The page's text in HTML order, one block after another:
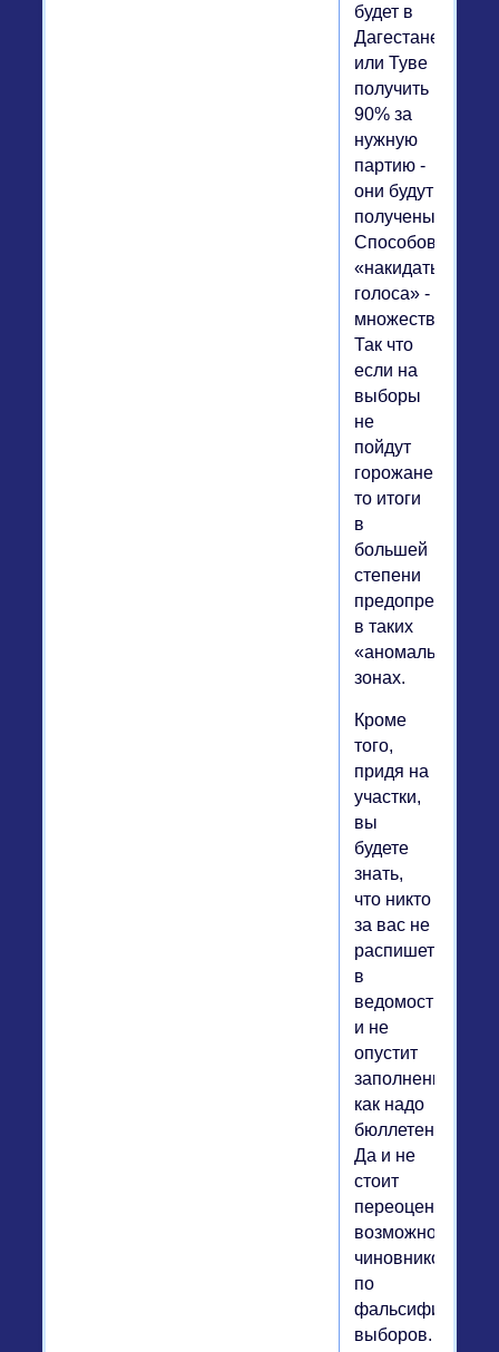
будет в
Дагестане
или Туве
получить
90% за
нужную
партию -
они будут
получены.
Способов
«накидать
голоса» -
множество.
Так что
если на
выборы
не
пойдут
горожане,
то итоги
в
большей
степени
предопределят
в таких
«аномальных»
зонах.
Кроме
того,
придя на
участки,
вы
будете
знать,
что никто
за вас не
распишется
в
ведомости
и не
опустит
заполненный
как надо
бюллетень.
Да и не
стоит
переоценивать
возможности
чиновников
по
фальсификации
выборов.